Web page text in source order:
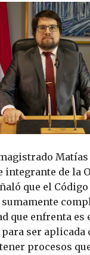
Matías
integrante de la
que el
sumamente
que enfrenta es
ser aplicada
procesos